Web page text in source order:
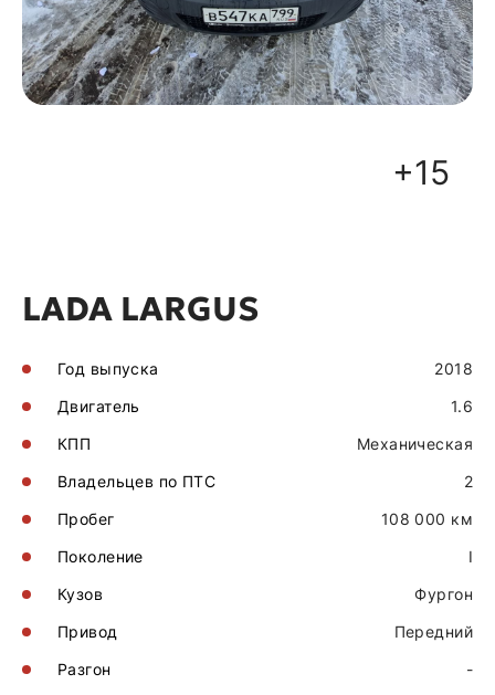
+15
LADA LARGUS
Год выпуска
2018
Двигатель
1.6
КПП
Механическая
Владельцев по ПТС
2
Пробег
108 000 км
Поколение
I
Кузов
Фургон
Привод
Передний
Разгон
-